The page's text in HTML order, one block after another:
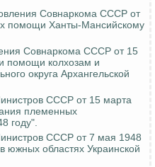
Совнаркома СССР от
помощи Ханты-Мансийскому
Совнаркома СССР от 15
помощи колхозам и
округа Архангельской
СССР от 15 марта
племенных
году".
СССР от 7 мая 1948
южных областях Украинской